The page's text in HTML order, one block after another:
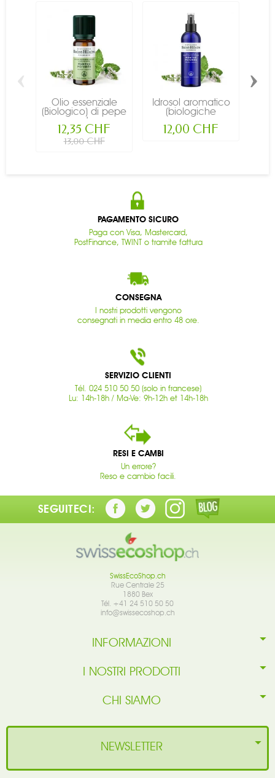
Olio essenziale
(Biologico) di pepe
menta...
12,35 CHF
13,00 CHF
Idrosol aromatico
(biologiche
12,00 CHF
‹ ›
PAGAMENTO SICURO
Paga con Visa, Mastercard,
PostFinance, TWINT o tramite fattura
CONSEGNA
I nostri prodotti vengono
consegnati in media entro 48 ore.
SERVIZIO CLIENTI
Tél. 024 510 50 50 (solo in francese)
Lu: 14h-18h / Ma-Ve: 9h-12h et 14h-18h
RESI E CAMBI
Un errore?
Reso e cambio facili.
SEGUITECI:
SwissEcoShop.ch
Rue Centrale 25
1880 Bex
Tél. +41 24 510 50 50
info@swissecoshop.ch
INFORMAZIONI
I NOSTRI PRODOTTI
CHI SIAMO
NEWSLETTER